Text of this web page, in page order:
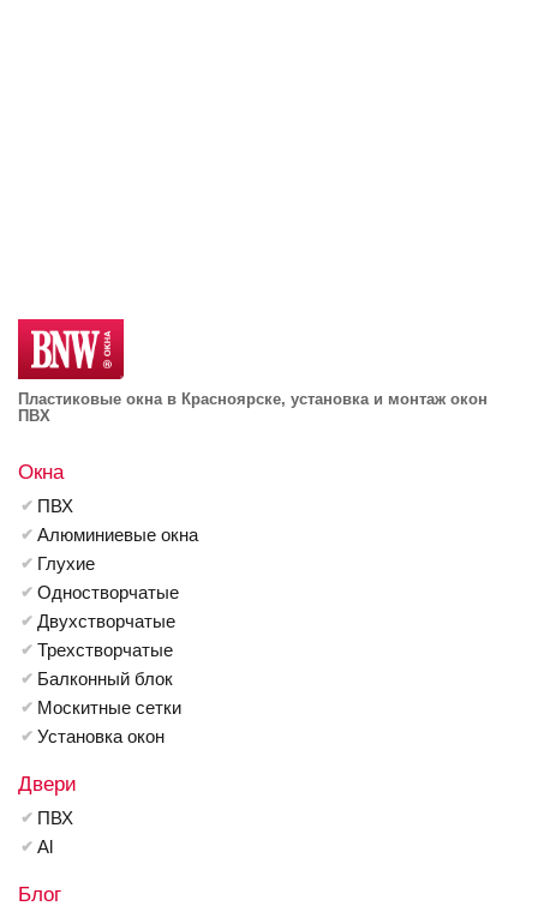
Пластиковые окна в Красноярске, установка и монтаж окон
ПВХ
Окна
ПВХ
Алюминиевые окна
Глухие
Одностворчатые
Двухстворчатые
Трехстворчатые
Балконный блок
Москитные сетки
Установка окон
Двери
ПВХ
Al
Блог